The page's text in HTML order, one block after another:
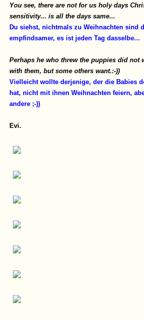
You see, there are not for us holy days
sensitivity... is all the days same...
Du siehst, nichtmals zu Weihnachten sind
empfindsamer, es ist jeden Tag dasselbe...
Perhaps he who threw the puppies did not
with them, but some others want.:-))
Vielleicht wollte derjenige, der die Babies
hat, nicht mit ihnen Weihnachten feiern,
andere ;-))
Evi.